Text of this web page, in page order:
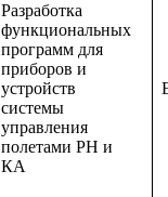
Разработка
функциональных
программ для
приборов и
устройств
системы
управления
полетами РН и
КА